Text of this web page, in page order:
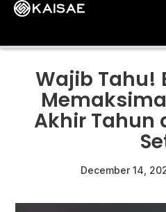
Wajib Tahu!
Akhir Tahun
December 14,